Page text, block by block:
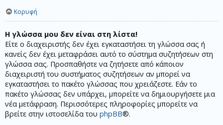
Κορυφή
Η γλώσσα μου δεν είναι στη λίστα!
Είτε ο διαχειριστής δεν έχει εγκαταστήσει τη γλώσσα σας ή
κανείς δεν έχει μεταφράσει αυτό το σύστημα συζητήσεων στη
γλώσσα σας. Προσπαθήστε να ζητήσετε από κάποιον
διαχειριστή του συστήματος συζητήσεων αν μπορεί να
εγκαταστήσει το πακέτο γλώσσας που χρειάζεστε. Εάν το
πακέτο γλώσσας δεν υπάρχει, μπορείτε να δημιουργήσετε μια
νέα μετάφραση. Περισσότερες πληροφορίες μπορείτε να
βρείτε στην ιστοσελίδα του phpBB®.